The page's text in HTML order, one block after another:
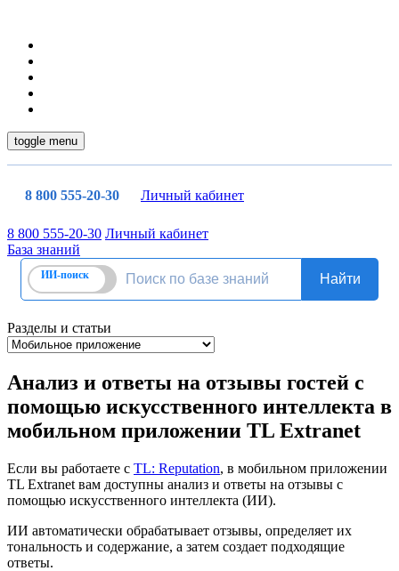
toggle menu
8 800 555-20-30 Личный кабинет
8 800 555-20-30 Личный кабинет
База знаний
Разделы и статьи
Анализ и ответы на отзывы гостей с
помощью искусственного интеллекта в
мобильном приложении TL Extranet
Если вы работаете с TL: Reputation, в мобильном приложении
TL Extranet вам доступны анализ и ответы на отзывы с
помощью искусственного интеллекта (ИИ).
ИИ автоматически обрабатывает отзывы, определяет их
тональность и содержание, а затем создает подходящие
ответы.